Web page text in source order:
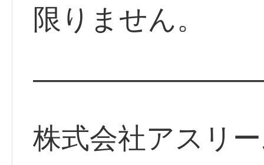
限りません。
株式会社アスリ